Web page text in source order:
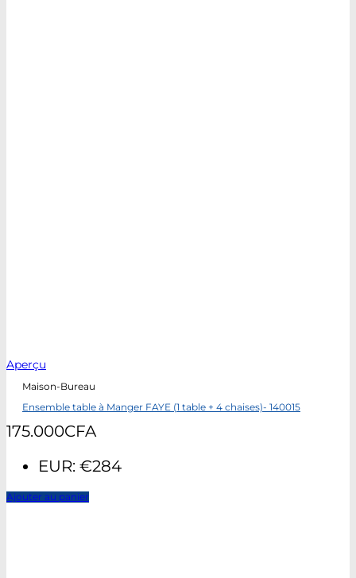
Aperçu
Maison-Bureau
Ensemble table à Manger FAYE (1 table + 4 chaises)- 140015
175.000CFA
EUR: €284
Ajouter au panier